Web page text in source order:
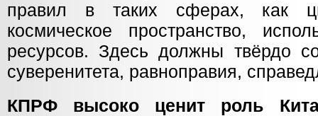
правил в таких сферах, как
космическое пространство,
ресурсов. Здесь должны твёрдо
суверенитета, равноправия,
КПРФ высоко ценит роль